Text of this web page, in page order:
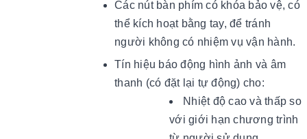
Các nút bàn phím có khóa bảo vệ, có
thể kích hoạt bằng tay, để tránh
người không có nhiệm vụ vận hành.
Tín hiệu báo động hình ảnh và âm
thanh (có đặt lại tự động) cho:
Nhiệt độ cao và thấp so
với giới hạn chương trình